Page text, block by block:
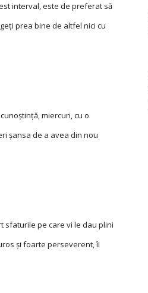
interval, este de preferat să
prea bine de altfel nici cu
miercuri, cu o
şansa de a avea din nou
sfaturile pe care vi le dau plini
şi foarte perseverent, îi